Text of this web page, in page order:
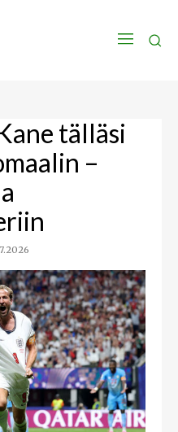
tälläsi
–